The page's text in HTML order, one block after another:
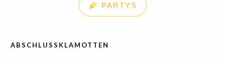
PARTYS
ABSCHLUSSKLAMOTTEN